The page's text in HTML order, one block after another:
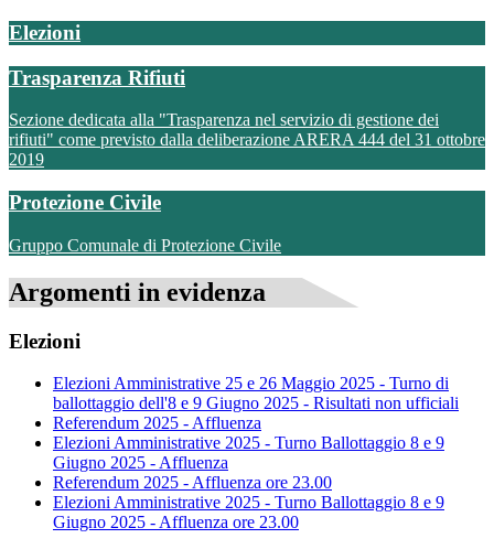
Elezioni
Trasparenza Rifiuti
Sezione dedicata alla "Trasparenza nel servizio di gestione dei
rifiuti" come previsto dalla deliberazione ARERA 444 del 31 ottobre
2019
Protezione Civile
Gruppo Comunale di Protezione Civile
Argomenti in evidenza
Elezioni
Elezioni Amministrative 25 e 26 Maggio 2025 - Turno di
ballottaggio dell'8 e 9 Giugno 2025 - Risultati non ufficiali
Referendum 2025 - Affluenza
Elezioni Amministrative 2025 - Turno Ballottaggio 8 e 9
Giugno 2025 - Affluenza
Referendum 2025 - Affluenza ore 23.00
Elezioni Amministrative 2025 - Turno Ballottaggio 8 e 9
Giugno 2025 - Affluenza ore 23.00